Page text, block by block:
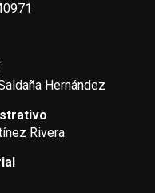
Hernández
Rivera